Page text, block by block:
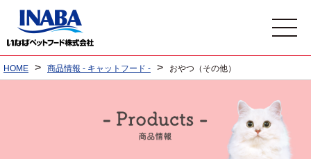
HOME > 商品情報 - キャットフード - > おやつ（その他）